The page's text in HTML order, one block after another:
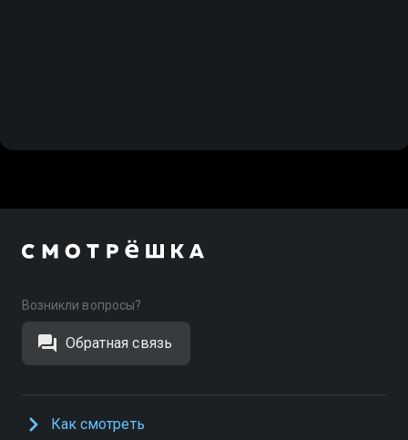
Возникли вопросы?
Обратная связь
Как смотреть